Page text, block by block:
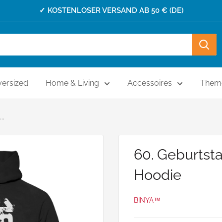
✓ KOSTENLOSER VERSAND AB 50 € (DE)
Home & Living Accessoires
60.
Hoodie
BINYA™